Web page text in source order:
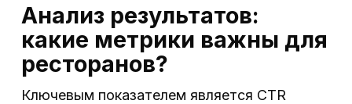
Анализ результатов:
какие метрики важны для
ресторанов?
Ключевым показателем является CTR